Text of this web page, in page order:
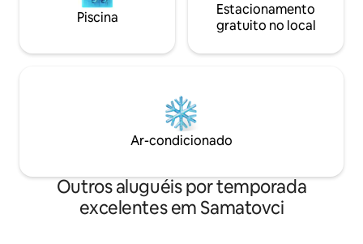
Piscina
Estacionamento
gratuito no local
Ar-condicionado
Outros aluguéis por temporada
excelentes em Samatovci